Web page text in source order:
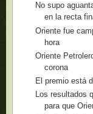
No supo
en la recta
Oriente fue
hora
Oriente
corona
El premio está
Los resultados
para que